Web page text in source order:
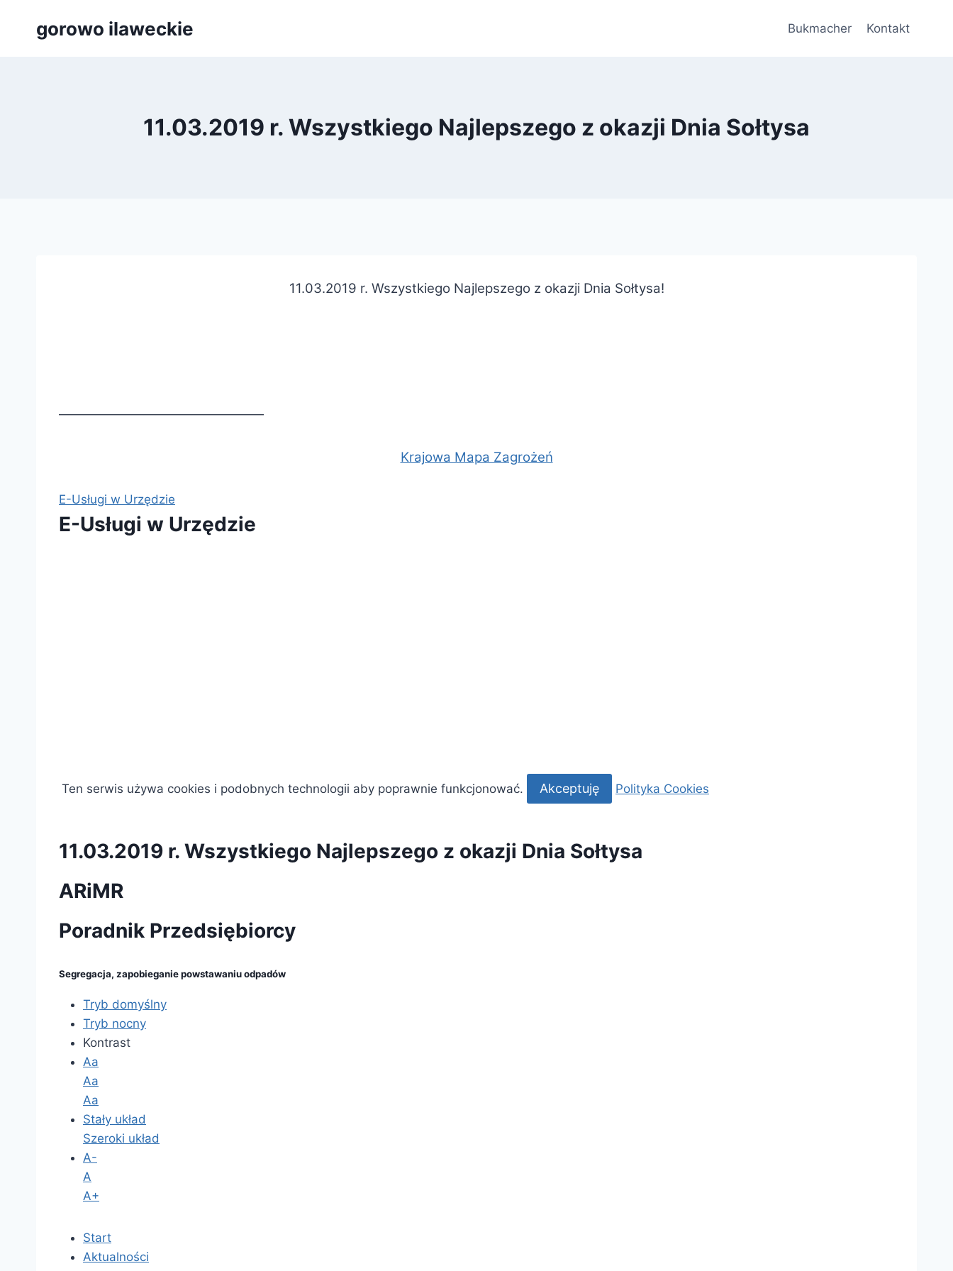
gorowo ilaweckie Bukmacher Kontakt
11.03.2019 r. Wszystkiego Najlepszego z okazji Dnia Sołtysa
11.03.2019 r. Wszystkiego Najlepszego z okazji Dnia Sołtysa!
—————————————————
Krajowa Mapa Zagrożeń
E-Usługi w Urzędzie
E-Usługi w Urzędzie
Ten serwis używa cookies i podobnych technologii aby poprawnie funkcjonować. Akceptuję Polityka Cookies
11.03.2019 r. Wszystkiego Najlepszego z okazji Dnia Sołtysa
ARiMR
Poradnik Przedsiębiorcy
Segregacja, zapobieganie powstawaniu odpadów
Tryb domyślny
Tryb nocny
Kontrast
Aa
Aa
Aa
Stały układ
Szeroki układ
A-
A
A+
Start
Aktualności